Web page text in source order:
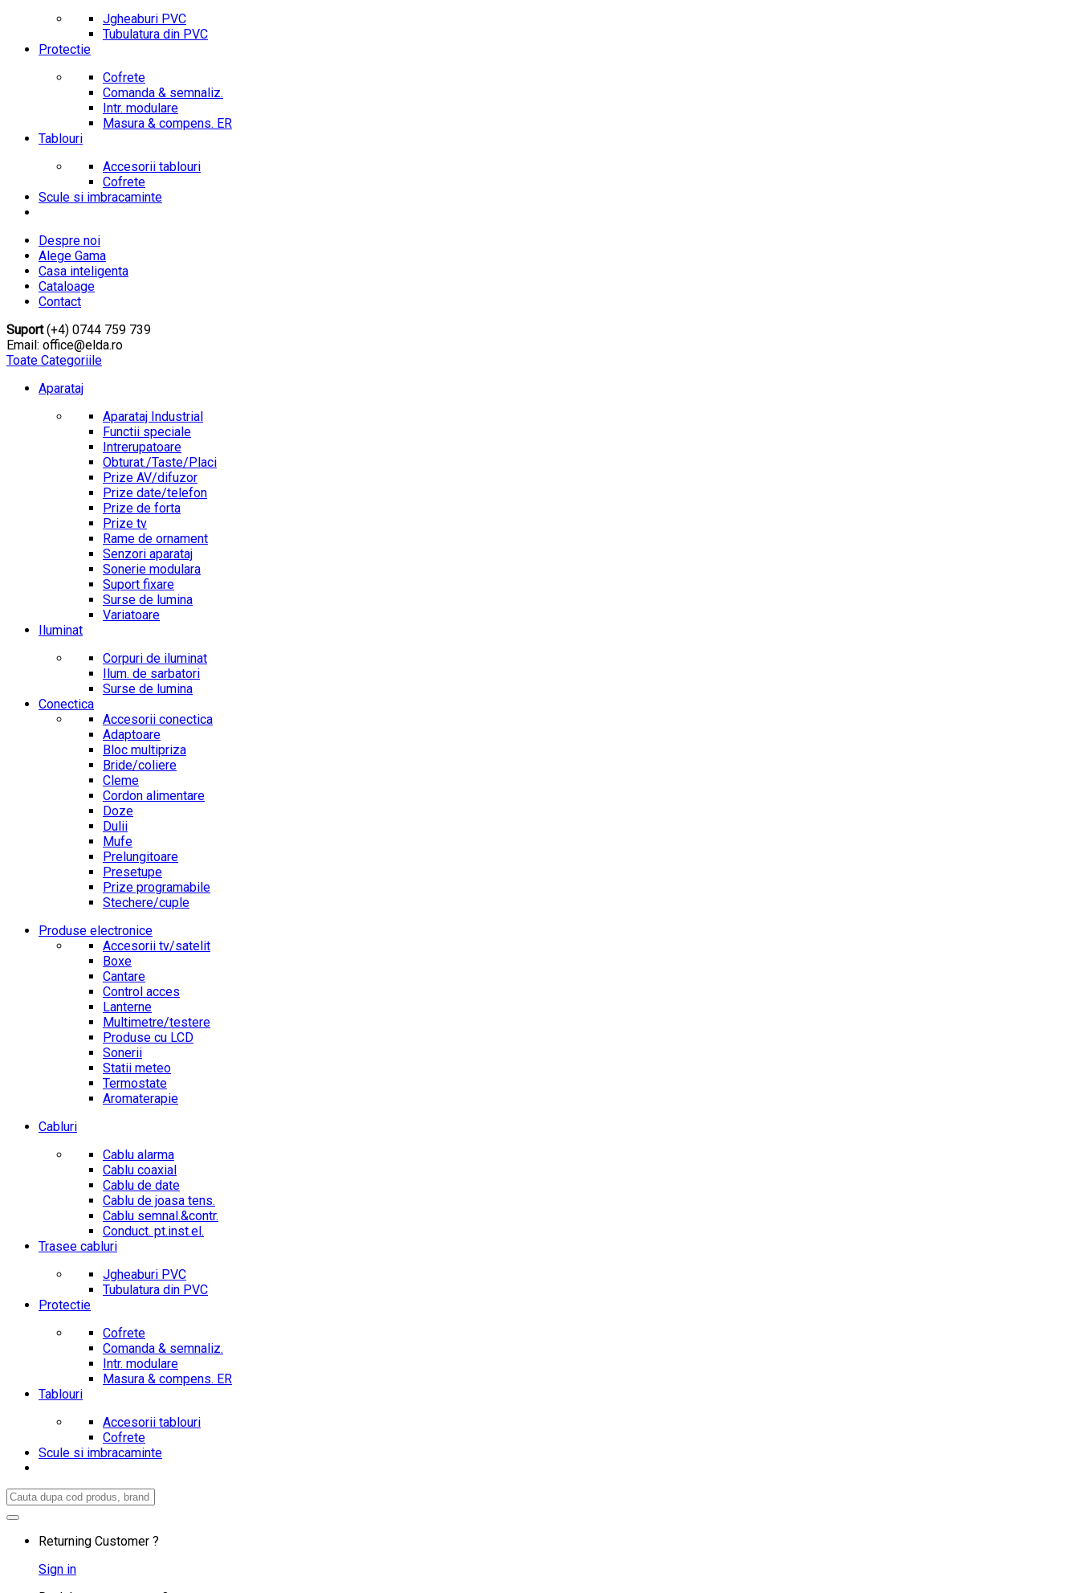
Jgheaburi PVC
Tubulatura din PVC
Protectie
Cofrete
Comanda & semnaliz.
Intr. modulare
Masura & compens. ER
Tablouri
Accesorii tablouri
Cofrete
Scule si imbracaminte
Despre noi
Alege Gama
Casa inteligenta
Cataloage
Contact
Suport(+4) 0744 759 739
Email: office@elda.ro
Toate Categoriile
Aparataj
Aparataj Industrial
Functii speciale
Intrerupatoare
Obturat./Taste/Placi
Prize AV/difuzor
Prize date/telefon
Prize de forta
Prize tv
Rame de ornament
Senzori aparataj
Sonerie modulara
Suport fixare
Surse de lumina
Variatoare
Iluminat
Corpuri de iluminat
Ilum. de sarbatori
Surse de lumina
Conectica
Accesorii conectica
Adaptoare
Bloc multipriza
Bride/coliere
Cleme
Cordon alimentare
Doze
Dulii
Mufe
Prelungitoare
Presetupe
Prize programabile
Stechere/cuple
Produse electronice
Accesorii tv/satelit
Boxe
Cantare
Control acces
Lanterne
Multimetre/testere
Produse cu LCD
Sonerii
Statii meteo
Termostate
Aromaterapie
Cabluri
Cablu alarma
Cablu coaxial
Cablu de date
Cablu de joasa tens.
Cablu semnal.&contr.
Conduct. pt.inst.el.
Trasee cabluri
Jgheaburi PVC
Tubulatura din PVC
Protectie
Cofrete
Comanda & semnaliz.
Intr. modulare
Masura & compens. ER
Tablouri
Accesorii tablouri
Cofrete
Scule si imbracaminte
Search
for:
Returning Customer ?
Sign in